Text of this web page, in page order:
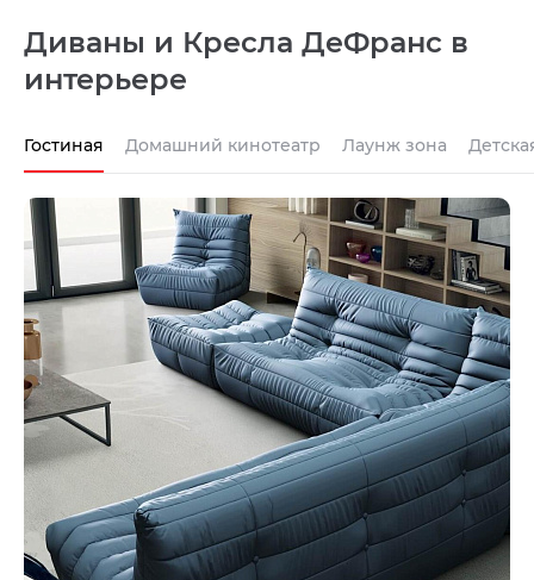
Диваны и Кресла ДеФранс в
интерьере
Гостиная Домашний кинотеатр Лаунж зона